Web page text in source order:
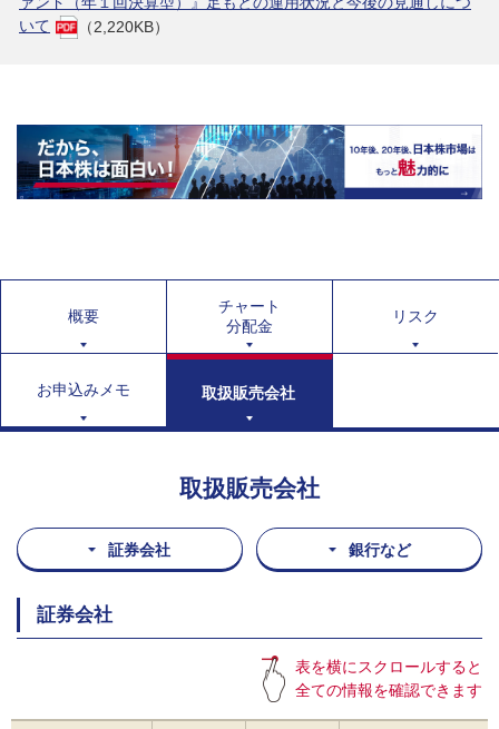
いて
（2,220KB）
概要
チャート
分配金
リスク
お申込みメモ 取扱販売会社
取扱販売会社
証券会社 銀行など
証券会社
表を横にスクロールすると
全ての情報を確認できます